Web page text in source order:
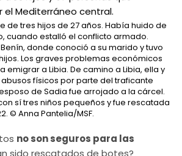
de tres hijos de 27 años. Había huido de
cuando estalló el conflicto armado.
donde conoció a su marido y tuvo
Los graves problemas económicos
emigrar a Libia. De camino a Libia, ella y
físicos por parte del traficante
de Sadia fue arrojado a la cárcel.
sí tres niños pequeños y fue rescatada
© Anna Pantelia/MSF.
no son seguros para las
sido rescatados de botes?